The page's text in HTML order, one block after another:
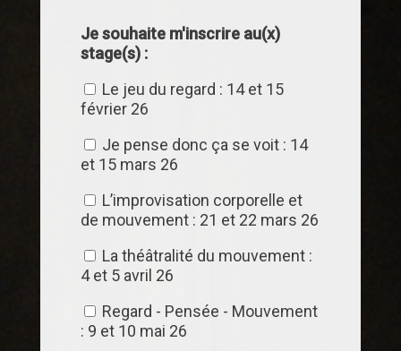
Je souhaite m'inscrire au(x)
stage(s) :
Le jeu du regard : 14 et 15
février 26
Je pense donc ça se voit : 14
et 15 mars 26
L’improvisation corporelle et
de mouvement : 21 et 22 mars 26
La théâtralité du mouvement :
4 et 5 avril 26
Regard - Pensée - Mouvement
: 9 et 10 mai 26